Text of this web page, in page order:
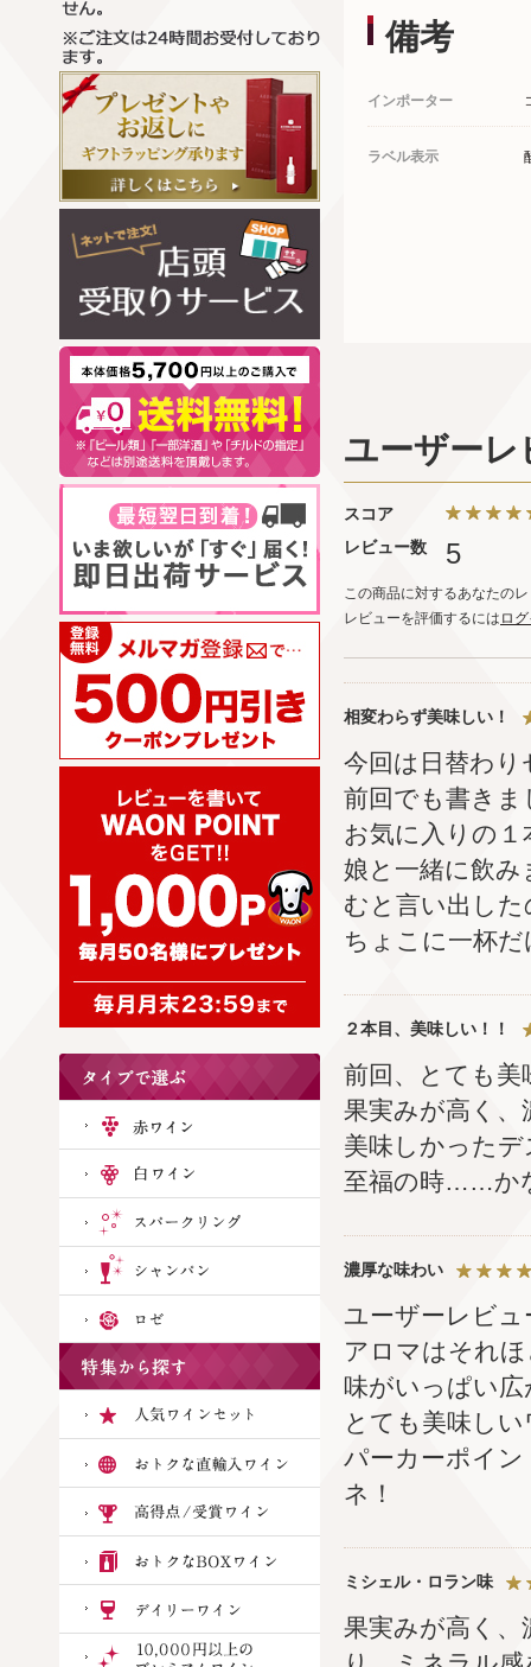
備考
インポーター
ラベル表示
ユーザーレ
スコア
レビュー数
5
この商品に対するあなたの
レビューを評価するには ロ
相変わらず美味しい！
今回は日替わ
前回でも書き
お気に入りの
娘と一緒に飲み
むと言い出し
ちょこに一杯
２本目、美味しい！！
前回、とても
果実みが高く
美味しかったデ
至福の時……か
濃厚な味わい
ユーザーレビ
アロマはそれ
味がいっぱい
とても美味し
パーカーポイ
ネ！
ミシェル・ロラン味
果実みが高く